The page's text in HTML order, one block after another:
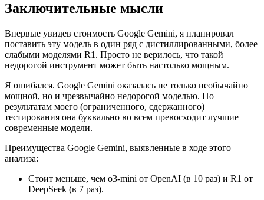
Заключительные мысли
Впервые увидев стоимость Google Gemini, я планировал
поставить эту модель в один ряд с дистиллированными, более
слабыми моделями R1. Просто не верилось, что такой
недорогой инструмент может быть настолько мощным.
Я ошибался. Google Gemini оказалась не только необычайно
мощной, но и чрезвычайно недорогой моделью. По
результатам моего (ограниченного, сдержанного)
тестирования она буквально во всем превосходит лучшие
современные модели.
Преимущества Google Gemini, выявленные в ходе этого
анализа:
Стоит меньше, чем o3-mini от OpenAI (в 10 раз) и R1 от
DeepSeek (в 7 раз).